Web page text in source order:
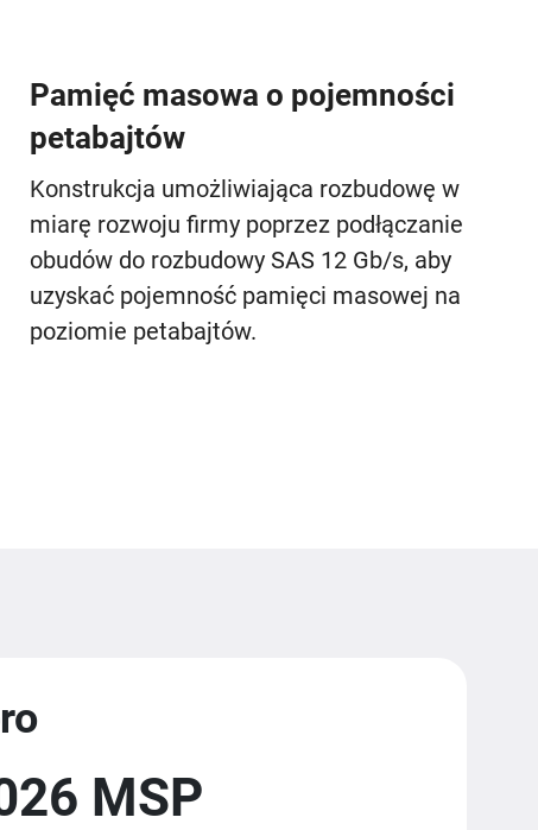
Pamięć masowa o pojemności
petabajtów
Konstrukcja umożliwiająca rozbudowę w
miarę rozwoju firmy poprzez podłączanie
obudów do rozbudowy SAS 12 Gb/s, aby
uzyskać pojemność pamięci masowej na
poziomie petabajtów.
MSP